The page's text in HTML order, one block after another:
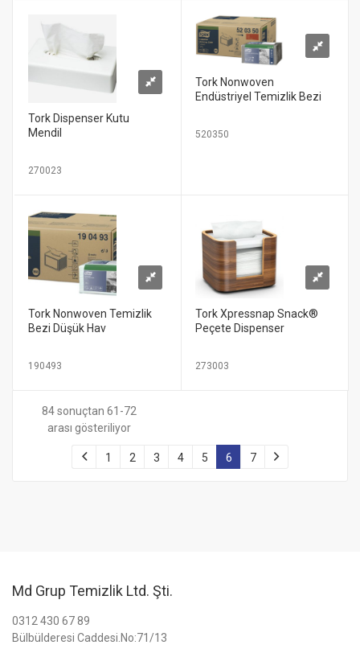
Tork Dispenser Kutu
Mendil
270023
Tork Nonwoven
Endüstriyel Temizlik Bezi
520350
Tork Nonwoven Temizlik
Bezi Düşük Hav
190493
Tork Xpressnap Snack®
Peçete Dispenser
273003
84 sonuçtan 61-72
arası gösteriliyor
1 2 3 4 5 6 7
Md Grup Temizlik Ltd. Şti.
0312 430 67 89
Bülbülderesi Caddesi.No:71/13